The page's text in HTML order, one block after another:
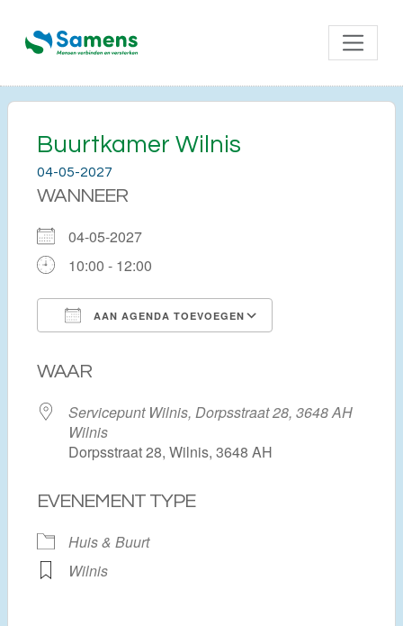
Buurtkamer Wilnis
04-05-2027
WANNEER
04-05-2027
10:00 - 12:00
AAN AGENDA TOEVOEGEN
WAAR
Servicepunt Wilnis, Dorpsstraat 28, 3648 AH
Wilnis
Dorpsstraat 28, Wilnis, 3648 AH
EVENEMENT TYPE
Huis & Buurt
Wilnis